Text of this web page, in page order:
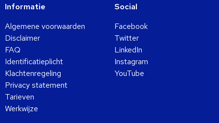
Informatie
Algemene voorwaarden
Disclaimer
FAQ
Identificatieplicht
Klachtenregeling
Privacy statement
Tarieven
Werkwijze
Social
Facebook
Twitter
LinkedIn
Instagram
YouTube